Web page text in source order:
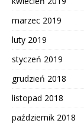
marzec 2019
luty 2019
styczeń 2019
grudzień 2018
listopad 2018
październik 2018